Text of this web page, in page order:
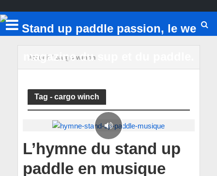
Accueil/ cargo winch
Tag - cargo winch
L’hymne du stand up
paddle en musique